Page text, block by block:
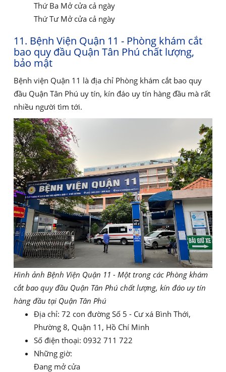
Thứ Ba Mở cửa cả ngày
Thứ Tư Mở cửa cả ngày
11. Bệnh Viện Quận 11 - Phòng khám cắt
bao quy đầu Quận Tân Phú chất lượng,
bảo mật
Bệnh viện Quận 11 là địa chỉ Phòng khám cắt bao quy
đầu Quận Tân Phú uy tín, kín đáo uy tín hàng đầu mà rất
nhiều người tìm tới.
Hình ảnh Bệnh Viện Quận 11 - Một trong các Phòng khám
cắt bao quy đầu Quận Tân Phú chất lượng, kín đáo uy tín
hàng đầu tại Quận Tân Phú
Địa chỉ: 72 con đường Số 5 - Cư xá Bình Thới,
Phường 8, Quận 11, Hồ Chí Minh
Số điện thoại: 0932 711 722
Những giờ:
Đang mở cửa